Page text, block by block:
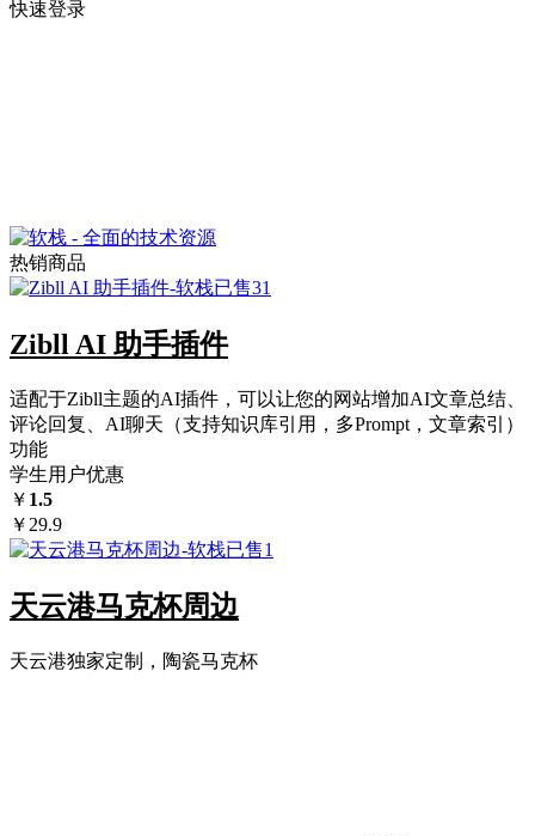
快速登录
热销商品
已售31
Zibll AI 助手插件
适配于Zibll主题的AI插件，可以让您的网站增加AI文章总结、
评论回复、AI聊天（支持知识库引用，多Prompt，文章索引）
功能
学生用户优惠
￥ 1.5
￥ 29.9
已售1
天云港马克杯周边
天云港独家定制，陶瓷马克杯